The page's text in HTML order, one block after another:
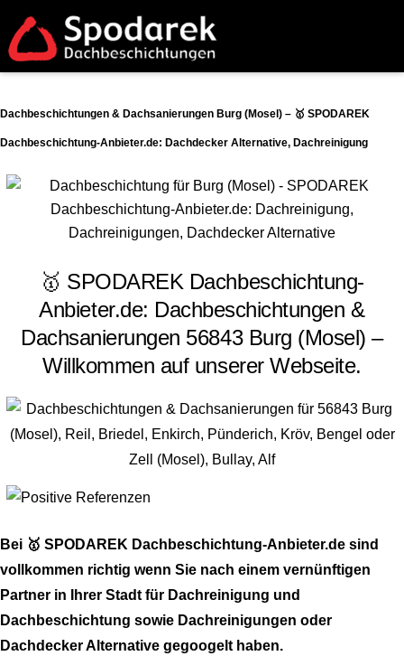
Dachbeschichtungen & Dachsanierungen Burg (Mosel) – 🥇 SPODAREK
Dachbeschichtung-Anbieter.de: Dachdecker Alternative, Dachreinigung
🥇 SPODAREK Dachbeschichtung-
Anbieter.de: Dachbeschichtungen &
Dachsanierungen 56843 Burg (Mosel) –
Willkommen auf unserer Webseite.
Bei 🥇 SPODAREK Dachbeschichtung-Anbieter.de sind
vollkommen richtig wenn Sie nach einem vernünftigen
Partner in Ihrer Stadt für Dachreinigung und
Dachbeschichtung sowie Dachreinigungen oder
Dachdecker Alternative gegoogelt haben.